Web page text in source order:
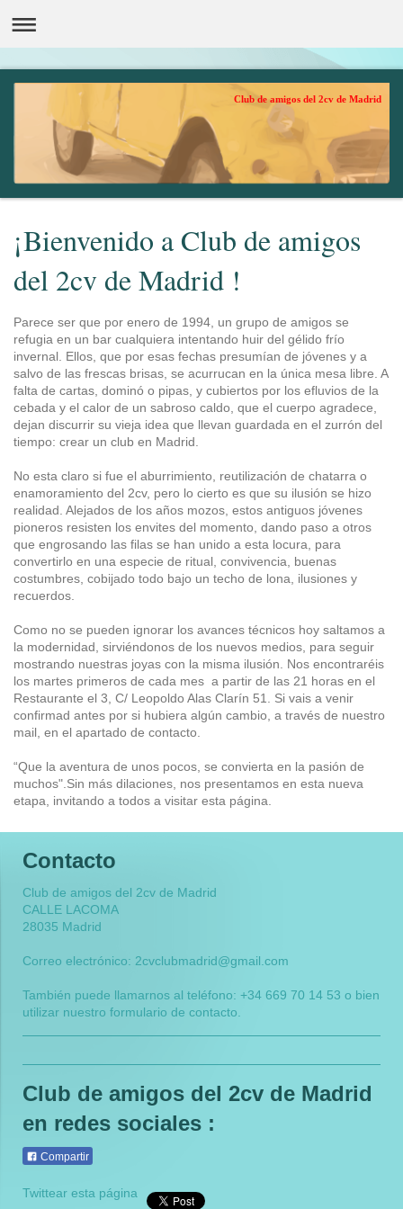
Club de amigos del 2cv de Madrid
¡Bienvenido a Club de amigos
del 2cv de Madrid !
Parece ser que por enero de 1994, un grupo de amigos se
refugia en un bar cualquiera intentando huir del gélido frío
invernal. Ellos, que por esas fechas presumían de jóvenes y a
salvo de las frescas brisas, se acurrucan en la única mesa libre. A
falta de cartas, dominó o pipas, y cubiertos por los efluvios de la
cebada y el calor de un sabroso caldo, que el cuerpo agradece,
dejan discurrir su vieja idea que llevan guardada en el zurrón del
tiempo: crear un club en Madrid.
No esta claro si fue el aburrimiento, reutilización de chatarra o
enamoramiento del 2cv, pero lo cierto es que su ilusión se hizo
realidad. Alejados de los años mozos, estos antiguos jóvenes
pioneros resisten los envites del momento, dando paso a otros
que engrosando las filas se han unido a esta locura, para
convertirlo en una especie de ritual, convivencia, buenas
costumbres, cobijado todo bajo un techo de lona, ilusiones y
recuerdos.
Como no se pueden ignorar los avances técnicos hoy saltamos a
la modernidad, sirviéndonos de los nuevos medios, para seguir
mostrando nuestras joyas con la misma ilusión. Nos encontraréis
los martes primeros de cada mes a partir de las 21 horas en el
Restaurante el 3, C/ Leopoldo Alas Clarín 51. Si vais a venir
confirmad antes por si hubiera algún cambio, a través de nuestro
mail, en el apartado de contacto.
“Que la aventura de unos pocos, se convierta en la pasión de
muchos".Sin más dilaciones, nos presentamos en esta nueva
etapa, invitando a todos a visitar esta página.
Contacto
Club de amigos del 2cv de Madrid
CALLE LACOMA
28035 Madrid
Correo electrónico: 2cvclubmadrid@gmail.com
También puede llamarnos al teléfono: +34 669 70 14 53 o bien
utilizar nuestro formulario de contacto.
Club de amigos del 2cv de Madrid
en redes sociales :
Compartir
Twittear esta página